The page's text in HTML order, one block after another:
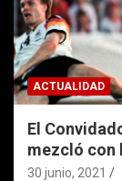
ACTUALIDAD
El
mezcló con
30 junio, 2021